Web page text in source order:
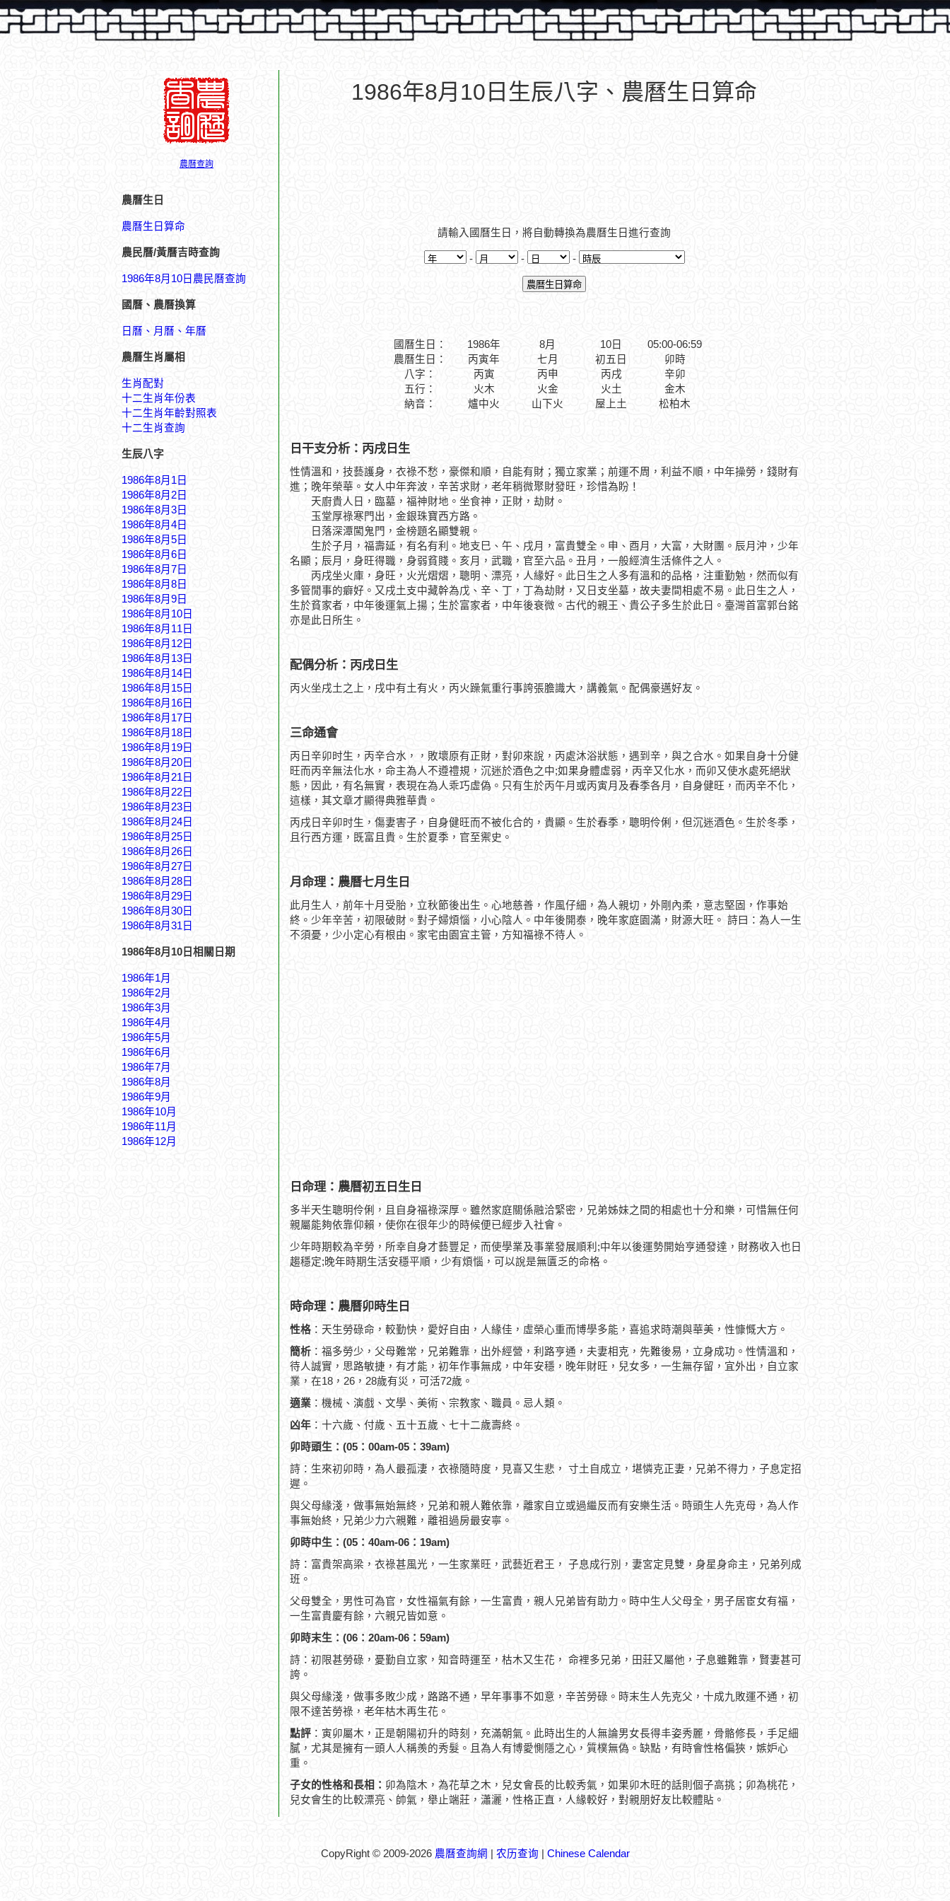
農曆查詢
農曆生日
農曆生日算命
農民曆/黃曆吉時查詢
1986年8月10日農民曆查詢
國曆、農曆換算
日曆、月曆、年曆
農曆生肖屬相
生肖配對
十二生肖年份表
十二生肖年齡對照表
十二生肖查詢
生辰八字
1986年8月1日
1986年8月2日
1986年8月3日
1986年8月4日
1986年8月5日
1986年8月6日
1986年8月7日
1986年8月8日
1986年8月9日
1986年8月10日
1986年8月11日
1986年8月12日
1986年8月13日
1986年8月14日
1986年8月15日
1986年8月16日
1986年8月17日
1986年8月18日
1986年8月19日
1986年8月20日
1986年8月21日
1986年8月22日
1986年8月23日
1986年8月24日
1986年8月25日
1986年8月26日
1986年8月27日
1986年8月28日
1986年8月29日
1986年8月30日
1986年8月31日
1986年8月10日相關日期
1986年1月
1986年2月
1986年3月
1986年4月
1986年5月
1986年6月
1986年7月
1986年8月
1986年9月
1986年10月
1986年11月
1986年12月
1986年8月10日生辰八字、農曆生日算命
請輸入國曆生日，將自動轉換為農曆生日進行查詢
- - -
國曆生日： 1986年 8月 10日
05:00-06:59
農曆生日：
丙寅年 七月 初五日
卯時
八字：
丙寅 丙申 丙戌
辛卯
五行：
納音：
火木
爐中火
火金
山下火
火土
屋上土
金木
松柏木
日干支分析：丙戌日生
性情溫和，技藝護身，衣祿不愁，豪傑和順，自能有財；獨立家業；前運不周，利益不順，中年操勞，錢財有
進；晚年榮華。女人中年奔波，辛苦求財，老年稍微聚財發旺，珍惜為盼！
天廚貴人日，臨墓，福神財地。坐食神，正財，劫財。
玉堂厚祿寒門出，金銀珠寶西方路。
日落深潭闖鬼門，金榜題名顯雙親。
生於子月，福壽延，有名有利。地支巳、午、戌月，富貴雙全。申、酉月，大富，大財團。辰月沖，少年
名顯；辰月，身旺得職，身弱貧賤。亥月，武職，官至六品。丑月，一般經濟生活條件之人。
丙戌坐火庫，身旺，火光熠熠，聰明、漂亮，人緣好。此日生之人多有溫和的品格，注重勤勉，然而似有
多管閒事的癖好。又戌土支中藏幹為戊、辛、丁，丁為劫財，又日支坐墓，故夫妻間相處不易。此日生之人，
生於貧家者，中年後運氣上揚；生於富家者，中年後衰微。古代的親王、貴公子多生於此日。臺灣首富郭台銘
亦是此日所生。
配偶分析：丙戌日生
丙火坐戌土之上，戌中有土有火，丙火躁氣重行事誇張膽識大，講義氣。配偶豪邁好友。
三命通會
丙日辛卯时生，丙辛合水，，敗壞原有正財，對卯來說，丙處沐浴狀態，遇到辛，與之合水。如果自身十分健
旺而丙辛無法化水，命主為人不遵禮規，沉迷於酒色之中;如果身體虛弱，丙辛又化水，而卯又使水處死絕狀
態，因此，有名無實，表現在為人乖巧虛偽。只有生於丙午月或丙寅月及春季各月，自身健旺，而丙辛不化，
這樣，其文章才顯得典雅華貴。
丙戌日辛卯时生，傷妻害子，自身健旺而不被化合的，貴顯。生於春季，聰明伶俐，但沉迷酒色。生於冬季，
且行西方運，既富且貴。生於夏季，官至禦史。
月命理：農曆七月生日
此月生人，前年十月受胎，立秋節後出生。心地慈善，作風仔細，為人親切，外剛內柔，意志堅固，作事始
終。少年辛苦，初限破財。對子婦煩惱，小心陰人。中年後開泰，晚年家庭園滿，財源大旺。 詩曰：為人一生
不須憂，少小定心有根由。家宅由園宜主管，方知福祿不待人。
日命理：農曆初五日生日
多半天生聰明伶俐，且自身福祿深厚。雖然家庭關係融洽緊密，兄弟姊妹之間的相處也十分和樂，可惜無任何
親屬能夠依靠仰賴，使你在很年少的時候便已經步入社會。
少年時期較為辛勞，所幸自身才藝豐足，而使學業及事業發展順利;中年以後運勢開始亨通發達，財務收入也日
趨穩定;晚年時期生活安穩平順，少有煩惱，可以說是無匱乏的命格。
時命理：農曆卯時生日
性格 ：天生勞碌命，較勤快，愛好自由，人緣佳，虛榮心重而博學多能，喜追求時潮與華美，性慷慨大方。
簡析 ：福多勞少，父母難常，兄弟難靠，出外經營，利路亨通，夫妻相克，先難後易，立身成功。性情溫和，
待人誠實，思路敏捷，有才能，初年作事無成，中年安穩，晚年財旺，兒女多，一生無存留，宜外出，自立家
業，在18，26，28歲有災，可活72歲。
適業 ：機械、演戲、文學、美術、宗教家、職員。忌人類。
凶年 ：十六歲、付歲、五十五歲、七十二歲壽終。
卯時頭生：(05：00am-05：39am)
詩：生來初卯時，為人最孤淒，衣祿隨時度，見喜又生悲， 寸土自成立，堪憐克正妻，兄弟不得力，子息定招
遲。
與父母緣淺，做事無始無終，兄弟和親人難依靠，離家自立或過繼反而有安樂生活。時頭生人先克母，為人作
事無始終，兄弟少力六親難，離祖過房最安寧。
卯時中生：(05：40am-06：19am)
詩：富貴架高梁，衣祿甚風光，一生家業旺，武藝近君王， 子息成行別，妻宮定見雙，身星身命主，兄弟列成
班。
父母雙全，男性可為官，女性福氣有餘，一生富貴，親人兄弟皆有助力。時中生人父母全，男子居宦女有福，
一生富貴慶有餘，六親兄皆如意。
卯時末生：(06：20am-06：59am)
詩：初限甚勞碌，憂勤自立家，知音時運至，枯木又生花， 命裡多兄弟，田莊又屬他，子息雖難靠，賢妻甚可
誇。
與父母緣淺，做事多敗少成，路路不通，早年事事不如意，辛苦勞碌。時末生人先克父，十成九敗運不通，初
限不達苦勞祿，老年枯木再生花。
點評 ：寅卯屬木，正是朝陽初升的時刻，充滿朝氣。此時出生的人無論男女長得丰姿秀麗，骨骼修長，手足細
膩，尤其是擁有一頭人人稱羨的秀髮。且為人有博愛惻隱之心，質樸無偽。缺點，有時會性格偏狹，嫉妒心
重。
子女的性格和長相： 卯為陰木，為花草之木，兒女會長的比較秀氣，如果卯木旺的話則個子高挑；卯為桃花，
兒女會生的比較漂亮、帥氣，舉止端莊，瀟灑，性格正直，人緣較好，對親朋好友比較體貼。
CopyRight © 2009-2026 農曆查詢網 农历查询 Chinese Calendar